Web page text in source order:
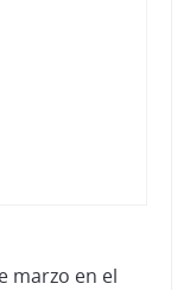
marzo en el